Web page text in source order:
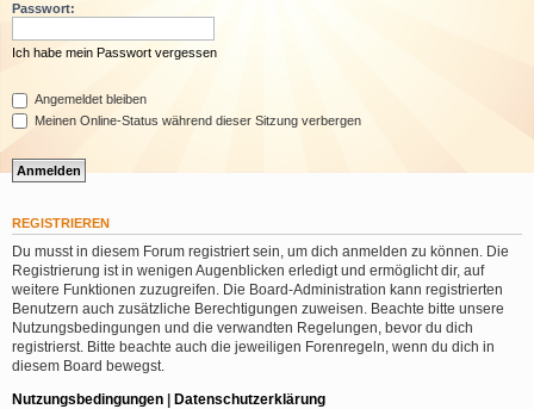
Passwort:
Ich habe mein Passwort vergessen
Angemeldet bleiben
Meinen Online-Status während dieser Sitzung verbergen
REGISTRIEREN
Du musst in diesem Forum registriert sein, um dich anmelden zu können. Die
Registrierung ist in wenigen Augenblicken erledigt und ermöglicht dir, auf
weitere Funktionen zuzugreifen. Die Board-Administration kann registrierten
Benutzern auch zusätzliche Berechtigungen zuweisen. Beachte bitte unsere
Nutzungsbedingungen und die verwandten Regelungen, bevor du dich
registrierst. Bitte beachte auch die jeweiligen Forenregeln, wenn du dich in
diesem Board bewegst.
Nutzungsbedingungen | Datenschutzerklärung